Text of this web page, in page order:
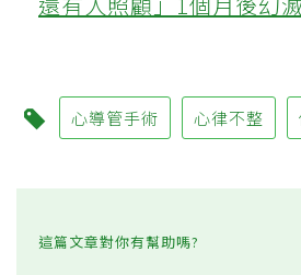
心導管手術 心律不整
這篇文章對你有幫助嗎?